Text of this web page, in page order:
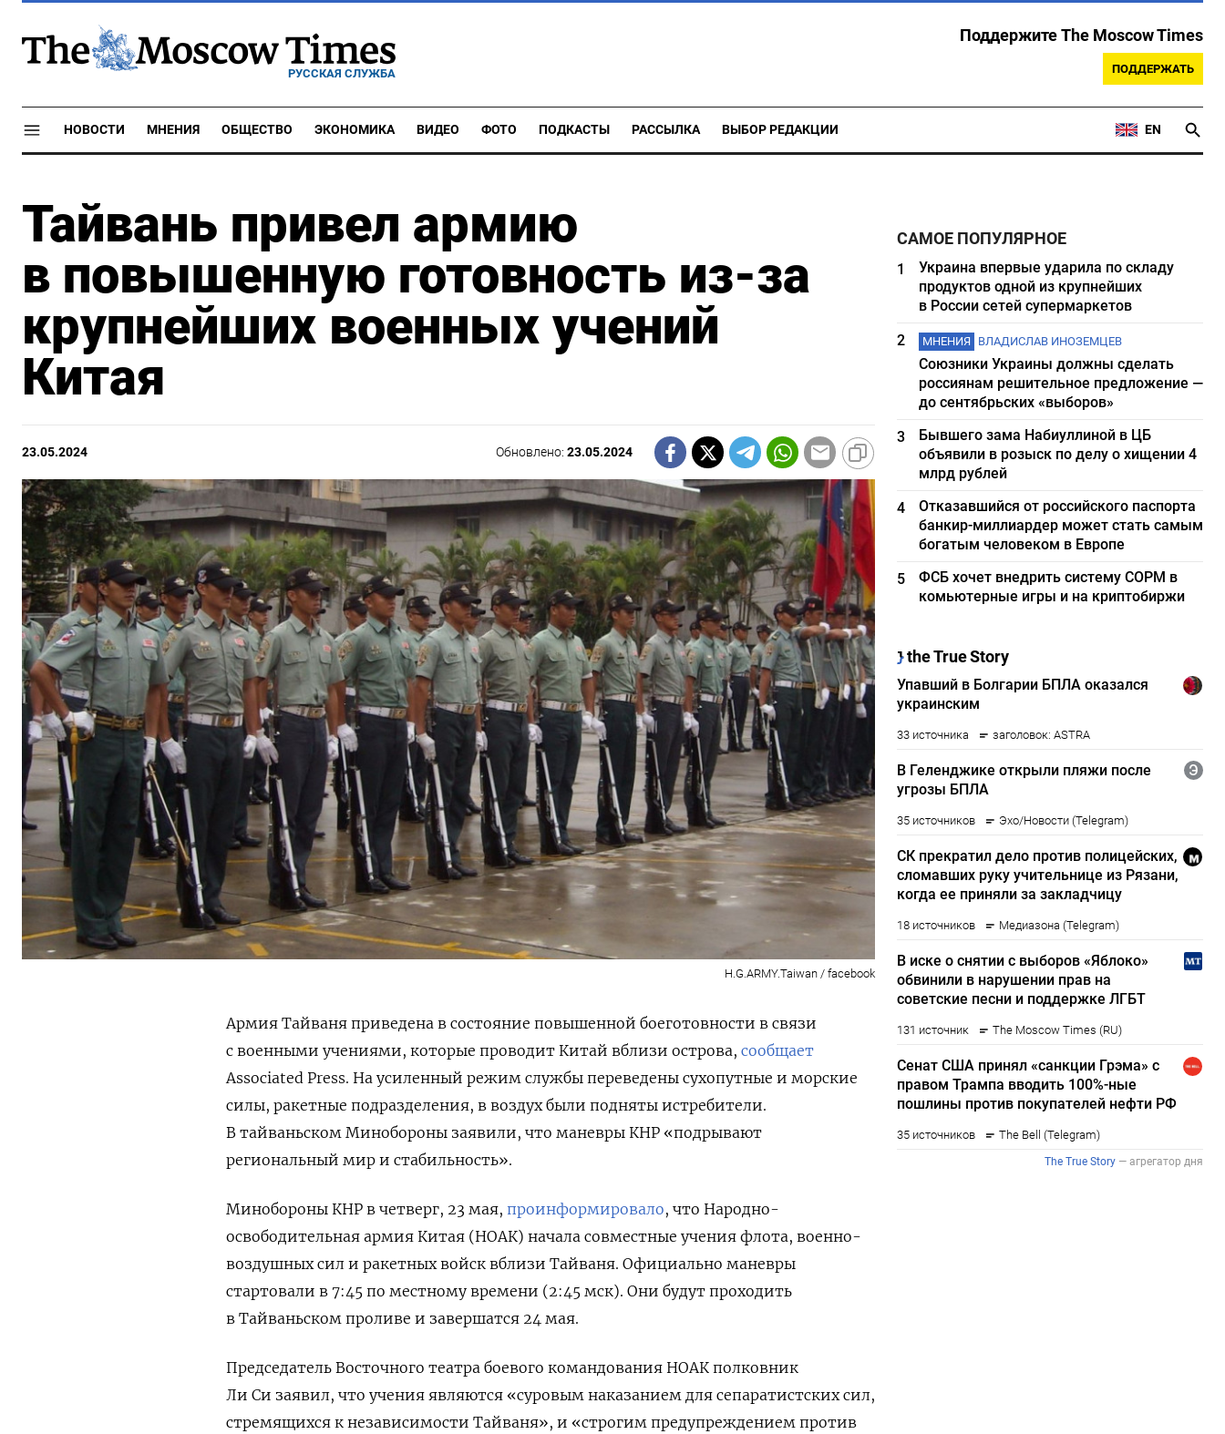
РУССКАЯ СЛУЖБА
Поддержите The Moscow Times
ПОДДЕРЖАТЬ
НОВОСТИ МНЕНИЯ ОБЩЕСТВО ЭКОНОМИКА ВИДЕО ФОТО ПОДКАСТЫ РАССЫЛКА ВЫБОР РЕДАКЦИИ EN
Тайвань привел армию
в повышенную готовность из-за
крупнейших военных учений
Китая
23.05.2024 Обновлено:23.05.2024
H.G.ARMY.Taiwan / facebook
Армия Тайваня приведена в состояние повышенной боеготовности в связи
с военными учениями, которые проводит Китай вблизи острова, сообщает
Associated Press. На усиленный режим службы переведены сухопутные и морские
силы, ракетные подразделения, в воздух были подняты истребители.
В тайваньском Минобороны заявили, что маневры КНР «подрывают
региональный мир и стабильность».
Минобороны КНР в четверг, 23 мая, проинформировало, что Народно-
освободительная армия Китая (НОАК) начала совместные учения флота, военно-
воздушных сил и ракетных войск вблизи Тайваня. Официально маневры
стартовали в 7:45 по местному времени (2:45 мск). Они будут проходить
в Тайваньском проливе и завершатся 24 мая.
Председатель Восточного театра боевого командования НОАК полковник
Ли Си заявил, что учения являются «суровым наказанием для сепаратистских сил,
стремящихся к независимости Тайваня», и «строгим предупреждением против
САМОЕ ПОПУЛЯРНОЕ
1
Украина впервые ударила по складу
продуктов одной из крупнейших
в России сетей супермаркетов
2
МНЕНИЯ ВЛАДИСЛАВ ИНОЗЕМЦЕВ
Союзники Украины должны сделать
россиянам решительное предложение —
до сентябрьских «выборов»
3
Бывшего зама Набиуллиной в ЦБ
объявили в розыск по делу о хищении 4
млрд рублей
4
Отказавшийся от российского паспорта
банкир-миллиардер может стать самым
богатым человеком в Европе
5
ФСБ хочет внедрить систему СОРМ в
комьютерные игры и на криптобиржи